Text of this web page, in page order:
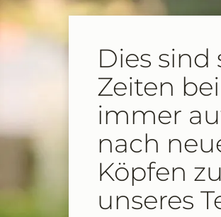
Dies
Zeiten
immer
nach
Köpfen
unseres